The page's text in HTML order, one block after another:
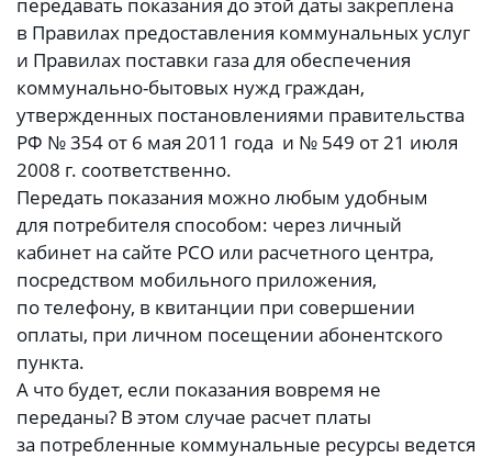
в Правилах предоставления коммунальных услуг
и Правилах поставки газа для обеспечения
коммунально-бытовых нужд граждан,
утвержденных постановлениями правительства
РФ № 354 от 6 мая 2011 года и № 549 от 21 июля
2008 г. соответственно.
Передать показания можно любым удобным
для потребителя способом: через личный
кабинет на сайте РСО или расчетного центра,
посредством мобильного приложения,
по телефону, в квитанции при совершении
оплаты, при личном посещении абонентского
пункта.
А что будет, если показания вовремя не
переданы? В этом случае расчет платы
за потребленные коммунальные ресурсы ведется